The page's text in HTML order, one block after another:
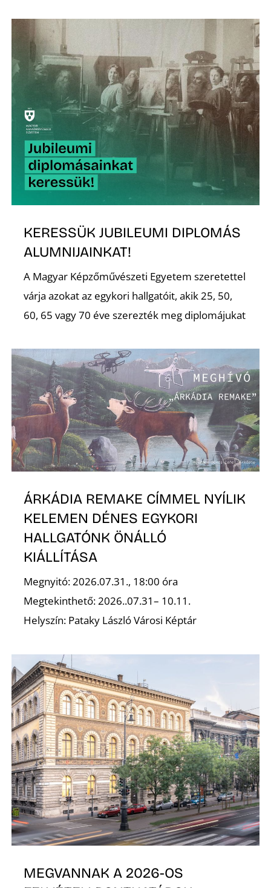
KERESSÜK JUBILEUMI DIPLOMÁS
ALUMNIJAINKAT!
A Magyar Képzőművészeti Egyetem szeretettel
várja azokat az egykori hallgatóit, akik 25, 50,
60, 65 vagy 70 éve szerezték meg diplomájukat
ÁRKÁDIA REMAKE CÍMMEL NYÍLIK
KELEMEN DÉNES EGYKORI
HALLGATÓNK ÖNÁLLÓ
KIÁLLÍTÁSA
Megnyitó: 2026.07.31., 18:00 óra
Megtekinthető: 2026..07.31– 10.11.
Helyszín: Pataky László Városi Képtár
MEGVANNAK A 2026-OS